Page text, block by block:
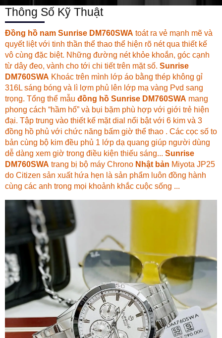
Thông Số Kỹ Thuật
Đồng hồ nam Sunrise DM760SWA toát ra vẻ mạnh mẽ và
quyết liệt với tinh thần thể thao thể hiện rõ nét qua thiết kế
vô cùng đặc biệt. Những đường nét khỏe khoắn, góc cạnh
từ dây đeo, vành cho tới chi tiết trên mặt số. Sunrise
DM760SWA Khoác trên mình lớp áo bằng thép không gỉ
316L sáng bóng và lì lợm phủ lên lớp mạ vàng Pvd sang
trọng. Tổng thể mẫu đồng hồ Sunrise DM760SWA mang
phong cách “hầm hố” và bụi bặm phù hợp với giới trẻ hiện
đại. Tập trung vào thiết kế mặt dial nổi bật với 6 kim và 3
đồng hồ phủ với chức năng bấm giờ thể thao . Các cọc số to
bản cùng bộ kim đều phủ 1 lớp dạ quang giúp người dùng
dễ dàng xem giờ trong điều kiện thiếu sáng... Sunrise
DM760SWA trang bị bộ máy Chrono Nhật bản Miyota JP25
do Citizen sản xuất hứa hẹn là sản phẩm luôn đồng hành
cùng các anh trong mọi khoảnh khắc cuộc sống ...